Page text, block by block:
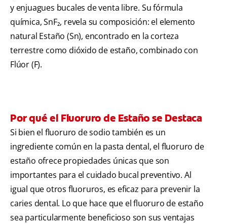
y enjuagues bucales de venta libre. Su fórmula
química, SnF₂, revela su composición: el elemento
natural Estaño (Sn), encontrado en la corteza
terrestre como dióxido de estaño, combinado con
Flúor (F).
Por qué el Fluoruro de Estaño se Destaca
Si bien el fluoruro de sodio también es un
ingrediente común en la pasta dental, el fluoruro de
estaño ofrece propiedades únicas que son
importantes para el cuidado bucal preventivo. Al
igual que otros fluoruros, es eficaz para prevenir la
caries dental. Lo que hace que el fluoruro de estaño
sea particularmente beneficioso son sus ventajas